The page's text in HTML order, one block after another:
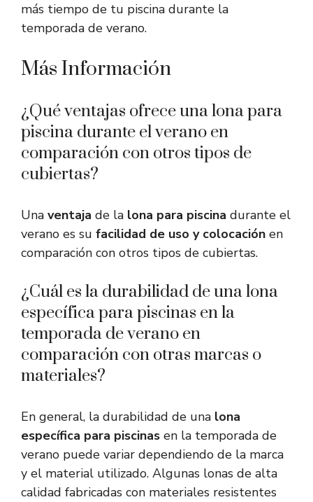
más tiempo de tu piscina durante la
temporada de verano.
Más Información
¿Qué ventajas ofrece una lona para
piscina durante el verano en
comparación con otros tipos de
cubiertas?
Una ventaja de la lona para piscina durante el
verano es su facilidad de uso y colocación en
comparación con otros tipos de cubiertas.
¿Cuál es la durabilidad de una lona
específica para piscinas en la
temporada de verano en
comparación con otras marcas o
materiales?
En general, la durabilidad de una lona
específica para piscinas en la temporada de
verano puede variar dependiendo de la marca
y el material utilizado. Algunas lonas de alta
calidad fabricadas con materiales resistentes